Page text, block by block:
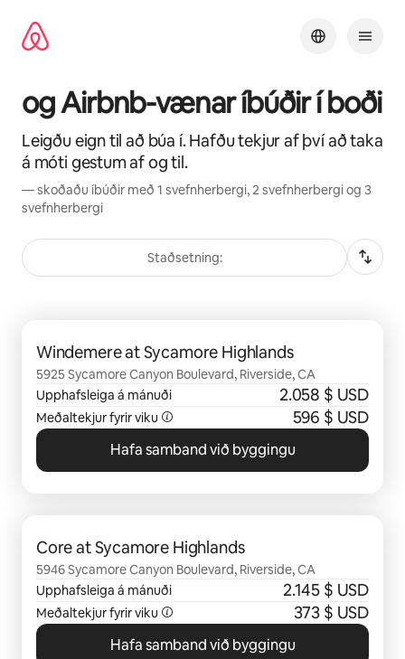
beint
og Airbnb-vænar íbúðir í boði
Leigðu eign til að búa í. Hafðu tekjur af því að taka
á móti gestum af og til.
— skoðaðu íbúðir með 1 svefnherbergi, 2 svefnherbergi og 3
svefnherbergi
Staðsetning:
Windemere at Sycamore Highlands
5925 Sycamore Canyon Boulevard, Riverside, CA
Upphafsleiga á mánuði
2.058 $ USD
Meðaltekjur fyrir viku 596 $ USD
Hafa samband við byggingu
Core at Sycamore Highlands
5946 Sycamore Canyon Boulevard, Riverside, CA
Upphafsleiga á mánuði
2.145 $ USD
Meðaltekjur fyrir viku 373 $ USD
Hafa samband við byggingu